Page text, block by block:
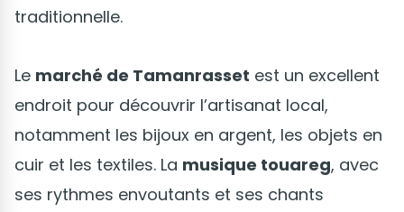
traditionnelle.
Le marché de Tamanrasset est un excellent
endroit pour découvrir l’artisanat local,
notamment les bijoux en argent, les objets en
cuir et les textiles. La musique touareg, avec
ses rythmes envoutants et ses chants